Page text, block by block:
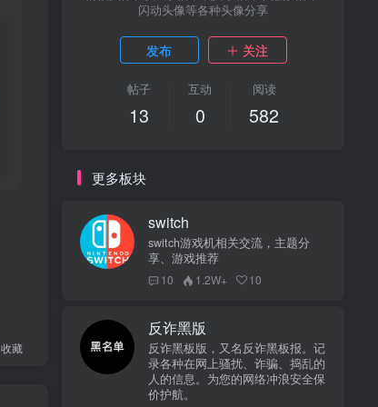
收藏
闪动头像等各种头像分享
发布 关注
帖子
13
互动
0
阅读
582
更多板块
switch
switch游戏机相关交流，主题分
享、游戏推荐
10 1.2W+ 10
反诈黑版
反诈黑板版，又名反诈黑板报。记
录各种在网上骚扰、诈骗、捣乱的
人的信息。为您的网络冲浪安全保
价护航。